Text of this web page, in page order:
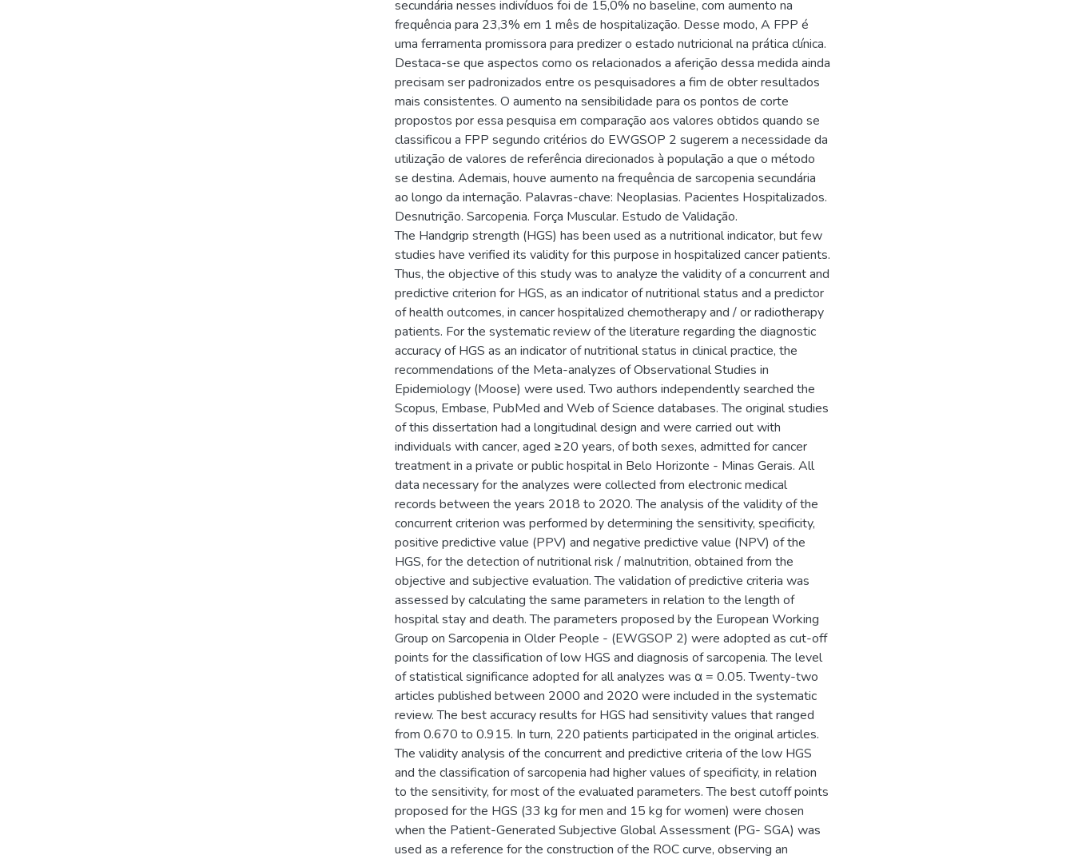
secundária nesses indivíduos foi de 15,0% no baseline, com aumento na
frequência para 23,3% em 1 mês de hospitalização. Desse modo, A FPP é
uma ferramenta promissora para predizer o estado nutricional na prática clínica.
Destaca-se que aspectos como os relacionados a aferição dessa medida ainda
precisam ser padronizados entre os pesquisadores a fim de obter resultados
mais consistentes. O aumento na sensibilidade para os pontos de corte
propostos por essa pesquisa em comparação aos valores obtidos quando se
classificou a FPP segundo critérios do EWGSOP 2 sugerem a necessidade da
utilização de valores de referência direcionados à população a que o método
se destina. Ademais, houve aumento na frequência de sarcopenia secundária
ao longo da internação. Palavras-chave: Neoplasias. Pacientes Hospitalizados.
Desnutrição. Sarcopenia. Força Muscular. Estudo de Validação.
The Handgrip strength (HGS) has been used as a nutritional indicator, but few
studies have verified its validity for this purpose in hospitalized cancer patients.
Thus, the objective of this study was to analyze the validity of a concurrent and
predictive criterion for HGS, as an indicator of nutritional status and a predictor
of health outcomes, in cancer hospitalized chemotherapy and / or radiotherapy
patients. For the systematic review of the literature regarding the diagnostic
accuracy of HGS as an indicator of nutritional status in clinical practice, the
recommendations of the Meta-analyzes of Observational Studies in
Epidemiology (Moose) were used. Two authors independently searched the
Scopus, Embase, PubMed and Web of Science databases. The original studies
of this dissertation had a longitudinal design and were carried out with
individuals with cancer, aged ≥20 years, of both sexes, admitted for cancer
treatment in a private or public hospital in Belo Horizonte - Minas Gerais. All
data necessary for the analyzes were collected from electronic medical
records between the years 2018 to 2020. The analysis of the validity of the
concurrent criterion was performed by determining the sensitivity, specificity,
positive predictive value (PPV) and negative predictive value (NPV) of the
HGS, for the detection of nutritional risk / malnutrition, obtained from the
objective and subjective evaluation. The validation of predictive criteria was
assessed by calculating the same parameters in relation to the length of
hospital stay and death. The parameters proposed by the European Working
Group on Sarcopenia in Older People - (EWGSOP 2) were adopted as cut-off
points for the classification of low HGS and diagnosis of sarcopenia. The level
of statistical significance adopted for all analyzes was α = 0.05. Twenty-two
articles published between 2000 and 2020 were included in the systematic
review. The best accuracy results for HGS had sensitivity values that ranged
from 0.670 to 0.915. In turn, 220 patients participated in the original articles.
The validity analysis of the concurrent and predictive criteria of the low HGS
and the classification of sarcopenia had higher values of specificity, in relation
to the sensitivity, for most of the evaluated parameters. The best cutoff points
proposed for the HGS (33 kg for men and 15 kg for women) were chosen
when the Patient-Generated Subjective Global Assessment (PG- SGA) was
used as a reference for the construction of the ROC curve, observing an